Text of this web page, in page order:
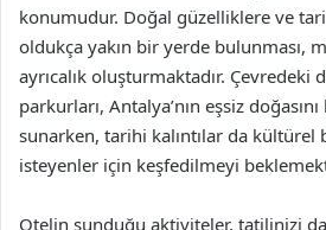
konumudur. Doğal güzelliklere ve
oldukça yakın bir yerde bulunması,
ayrıcalık oluşturmaktadır. Çevredeki
parkurları, Antalya’nın eşsiz
sunarken, tarihi kalıntılar da
isteyenler için keşfedilmeyi
Otelin sunduğu aktiviteler, tatilinizi